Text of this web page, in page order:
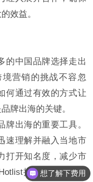
效益。
的中国品牌选择走出
营销的挑战不容忽
何通过有效的方式让
牌出海的关键。
出海的重要工具。
速理解并融入当地市
打开知名度，减少市
提供的跨境营销
想了解下费用